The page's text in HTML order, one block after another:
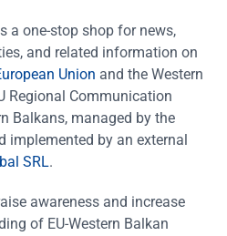
a one-stop shop for news,
and related information on
Union and the Western
Regional Communication
Balkans, managed by the
implemented by an external
SRL.
awareness and increase
of EU-Western Balkan